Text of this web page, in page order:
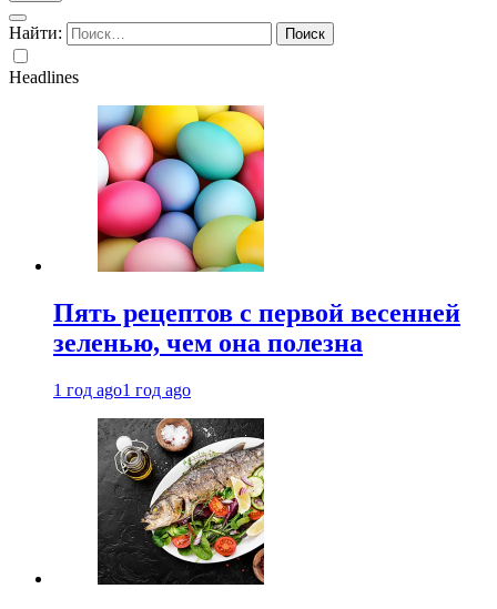
Найти:
Headlines
Пять рецептов с первой весенней
зеленью, чем она полезна
1 год ago1 год ago